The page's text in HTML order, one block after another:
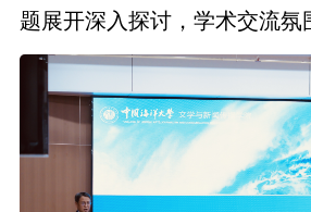
题展开深入探讨，学术交流氛